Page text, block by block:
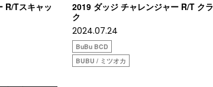
R/Tスキャッ
2019 ダッジ チャレンジャー R/T ク
ク
2024.07.24
BuBu BCD
BUBU / ミツオカ